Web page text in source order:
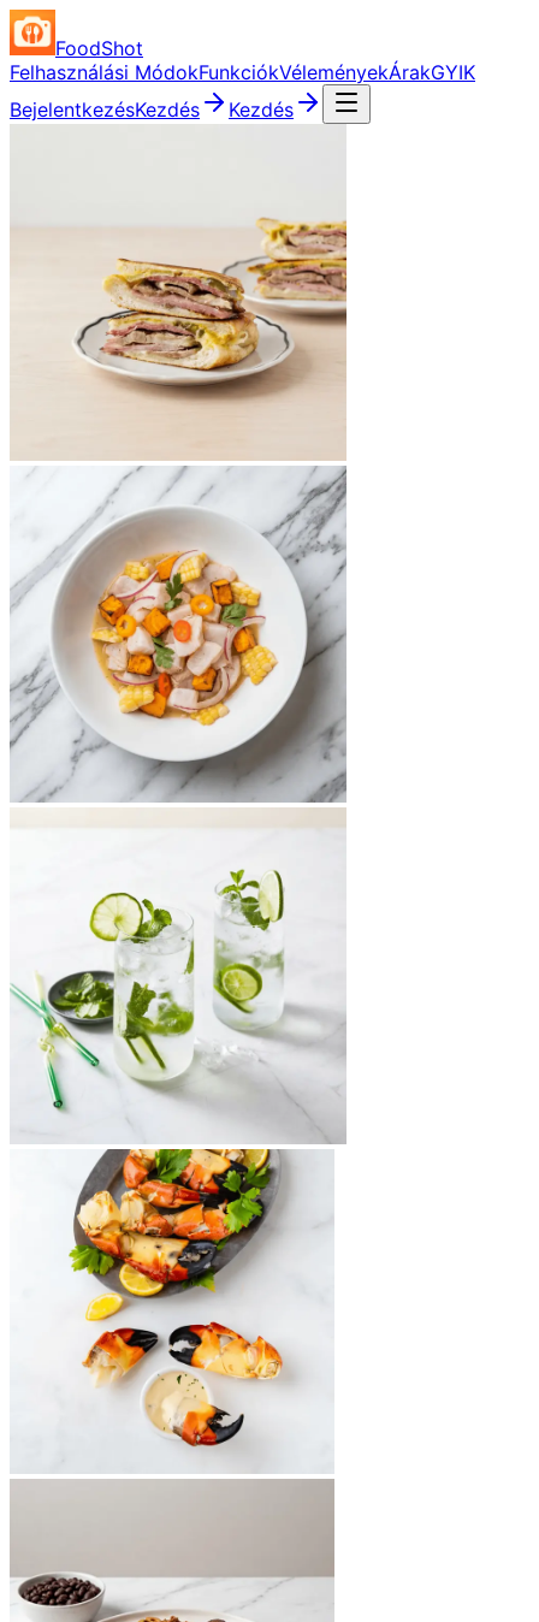
FoodShot
Felhasználási MódokFunkciókVéleményekÁrakGYIK
BejelentkezésKezdés Kezdés